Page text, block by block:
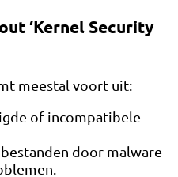
‘Kernel Security
meestal voort uit:
of incompatibele
door malware